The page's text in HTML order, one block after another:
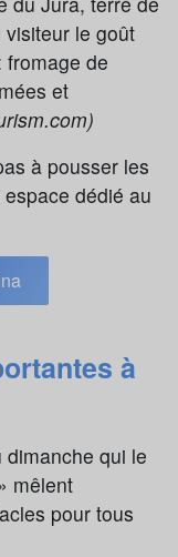
visiteur le goût
fromage de
et
à pousser les
dédié au
à
dimanche qui le
mêlent
pour tous